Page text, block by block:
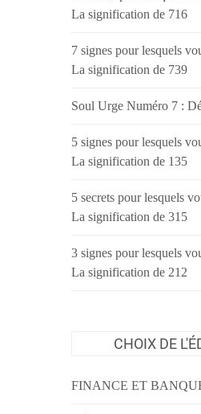
La signification de 716
7 signes pour lesquels
La signification de 739
Soul Urge Numéro 7 :
5 signes pour lesquels
La signification de 135
5 secrets pour lesquels
La signification de 315
3 signes pour lesquels
La signification de 212
CHOIX DE
FINANCE ET